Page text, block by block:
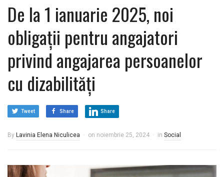
De la 1 ianuarie 2025, noi
obligații pentru angajatori
privind angajarea persoanelor
cu dizabilități
Tweet Share Share
By Lavinia Elena Niculicea on noiembrie 25, 2024 in Social